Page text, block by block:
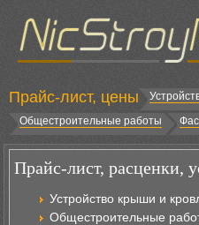
Прайс-лист, цены
Общестроительные работы
Прайс-лист, расценки,
Устройство крыши и
Общестроительные